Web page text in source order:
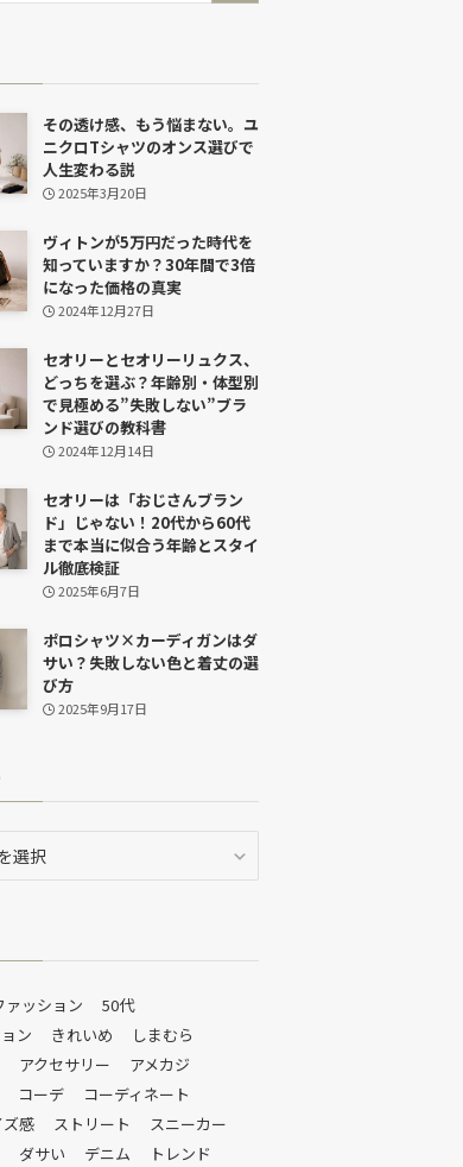
その透け感、もう悩まない。ユ
ニクロTシャツのオンス選びで
人生変わる説
2025年3月20日
ヴィトンが5万円だった時代を
知っていますか？30年間で3倍
になった価格の真実
2024年12月27日
セオリーとセオリーリュクス、
どっちを選ぶ？年齢別・体型別
で見極める”失敗しない”ブラ
ンド選びの教科書
2024年12月14日
セオリーは「おじさんブラン
ド」じゃない！20代から60代
まで本当に似合う年齢とスタイ
ル徹底検証
2025年6月7日
ポロシャツ×カーディガンはダ
サい？失敗しない色と着丈の選
び方
2025年9月17日
ァッション
50代
ン
きれいめ
しまむら
アクセサリー
アメカジ
コーデ
コーディネート
ズ感 ストリート
スニーカー
ダサい デニム
トレンド